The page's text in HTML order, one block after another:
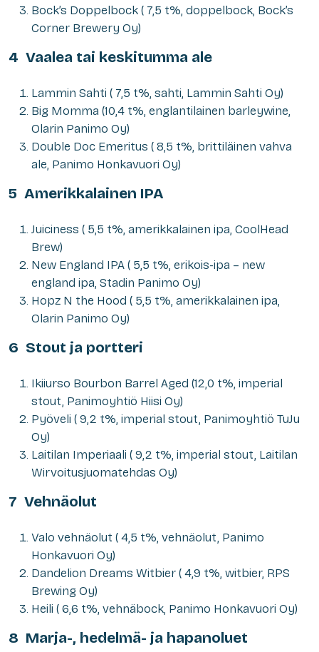
Bock’s Doppelbock ( 7,5 t%, doppelbock, Bock’s
Corner Brewery Oy)
4 Vaalea tai keskitumma ale
Lammin Sahti ( 7,5 t%, sahti, Lammin Sahti Oy)
Big Momma (10,4 t%, englantilainen barleywine,
Olarin Panimo Oy)
Double Doc Emeritus ( 8,5 t%, brittiläinen vahva
ale, Panimo Honkavuori Oy)
5 Amerikkalainen IPA
Juiciness ( 5,5 t%, amerikkalainen ipa, CoolHead
Brew)
New England IPA ( 5,5 t%, erikois-ipa – new
england ipa, Stadin Panimo Oy)
Hopz N the Hood ( 5,5 t%, amerikkalainen ipa,
Olarin Panimo Oy)
6 Stout ja portteri
Ikiiurso Bourbon Barrel Aged (12,0 t%, imperial
stout, Panimoyhtiö Hiisi Oy)
Pyöveli ( 9,2 t%, imperial stout, Panimoyhtiö TuJu
Oy)
Laitilan Imperiaali ( 9,2 t%, imperial stout, Laitilan
Wirvoitusjuomatehdas Oy)
7 Vehnäolut
Valo vehnäolut ( 4,5 t%, vehnäolut, Panimo
Honkavuori Oy)
Dandelion Dreams Witbier ( 4,9 t%, witbier, RPS
Brewing Oy)
Heili ( 6,6 t%, vehnäbock, Panimo Honkavuori Oy)
8 Marja-, hedelmä- ja hapanoluet